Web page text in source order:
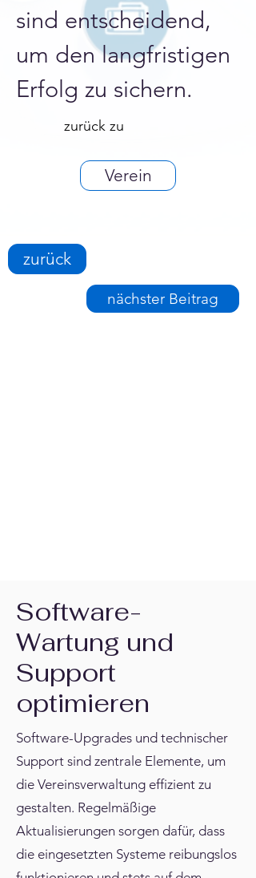
sind entscheidend,
um den langfristigen
Erfolg zu sichern.
zurück zu
Verein
zurück
nächster Beitrag
Software-
Wartung und
Support
optimieren
Software-Upgrades und technischer
Support sind zentrale Elemente, um
die Vereinsverwaltung effizient zu
gestalten. Regelmäßige
Aktualisierungen sorgen dafür, dass
die eingesetzten Systeme reibungslos